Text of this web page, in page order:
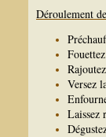
Déroulement
Versez
Laissez